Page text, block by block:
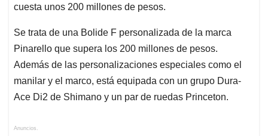
cuesta unos 200 millones de pesos.
Se trata de una Bolide F personalizada de la marca
Pinarello que supera los 200 millones de pesos.
Además de las personalizaciones especiales como el
manilar y el marco, está equipada con un grupo Dura-
Ace Di2 de Shimano y un par de ruedas Princeton.
Anuncios.